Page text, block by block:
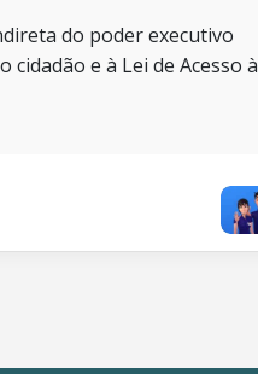
do poder executivo
e à Lei de Acesso à